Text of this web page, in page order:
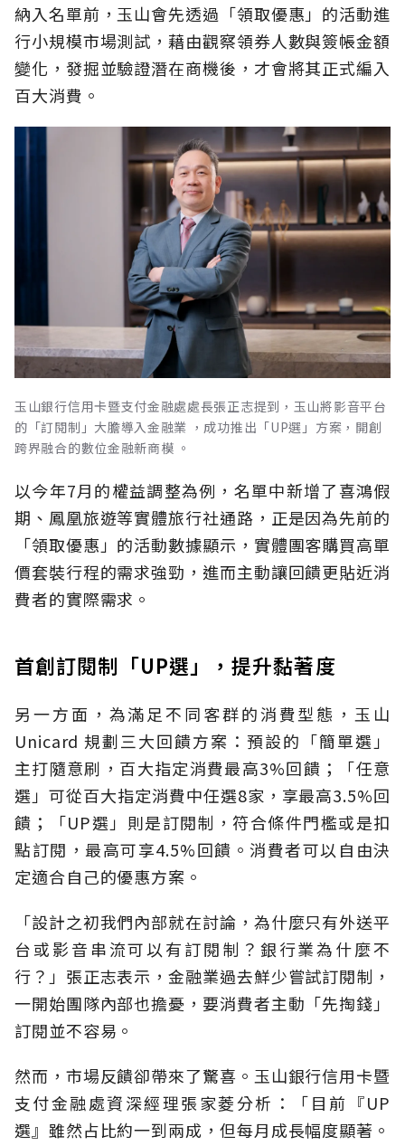
納入名單前，玉山會先透過「領取優惠」的活動進
行小規模市場測試，藉由觀察領券人數與簽帳金額
變化，發掘並驗證潛在商機後，才會將其正式編入
百大消費。
玉山銀行信用卡暨支付金融處處長張正志提到，玉山將影音平台
的「訂閱制」大膽導入金融業 ，成功推出「UP選」方案，開創
跨界融合的數位金融新商模 。
以今年7月的權益調整為例，名單中新增了喜鴻假
期、鳳凰旅遊等實體旅行社通路，正是因為先前的
「領取優惠」的活動數據顯示，實體團客購買高單
價套裝行程的需求強勁，進而主動讓回饋更貼近消
費者的實際需求。
首創訂閱制「UP選」，提升黏著度
另一方面，為滿足不同客群的消費型態，玉山
Unicard 規劃三大回饋方案：預設的「簡單選」
主打隨意刷，百大指定消費最高3%回饋；「任意
選」可從百大指定消費中任選8家，享最高3.5%回
饋；「UP選」則是訂閱制，符合條件門檻或是扣
點訂閱，最高可享4.5%回饋。消費者可以自由決
定適合自己的優惠方案。
「設計之初我們內部就在討論，為什麼只有外送平
台或影音串流可以有訂閱制？銀行業為什麼不
行？」張正志表示，金融業過去鮮少嘗試訂閱制，
一開始團隊內部也擔憂，要消費者主動「先掏錢」
訂閱並不容易。
然而，市場反饋卻帶來了驚喜。玉山銀行信用卡暨
支付金融處資深經理張家菱分析：「目前『UP
選』雖然占比約一到兩成，但每月成長幅度顯著。